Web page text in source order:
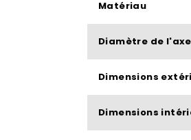
Matériau
Diamètre de l'axe
Dimensions
Dimensions